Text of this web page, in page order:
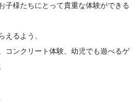
子様たちにとって貴重な体験ができる
えるよう、
コンクリート体験、幼児でも遊べるゲ